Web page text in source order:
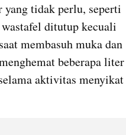
yang tidak perlu, seperti
ditutup kecuali
membasuh muka dan
beberapa liter
aktivitas menyikat